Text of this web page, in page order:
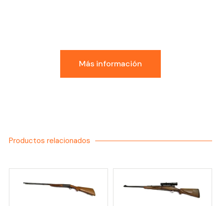
Más información
Productos relacionados